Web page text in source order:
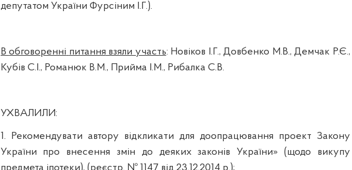
депутатом України Фурсіним І.Г.).
Вобговоренні питання взяли участь: Новіков І.Г.,Довбенко М.В.,Демчак Р.Є.,
Кубів С.І., Романюк В.М., Прийма І.М., Рибалка С.В.
УХВАЛИЛИ:
1. Рекомендувати автору відкликати для доопрацювання проект Закону
України про внесення змін до деяких законів України» (щодо
викупу